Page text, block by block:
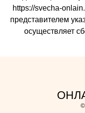
https://svecha-
представителем
осуществляет
©